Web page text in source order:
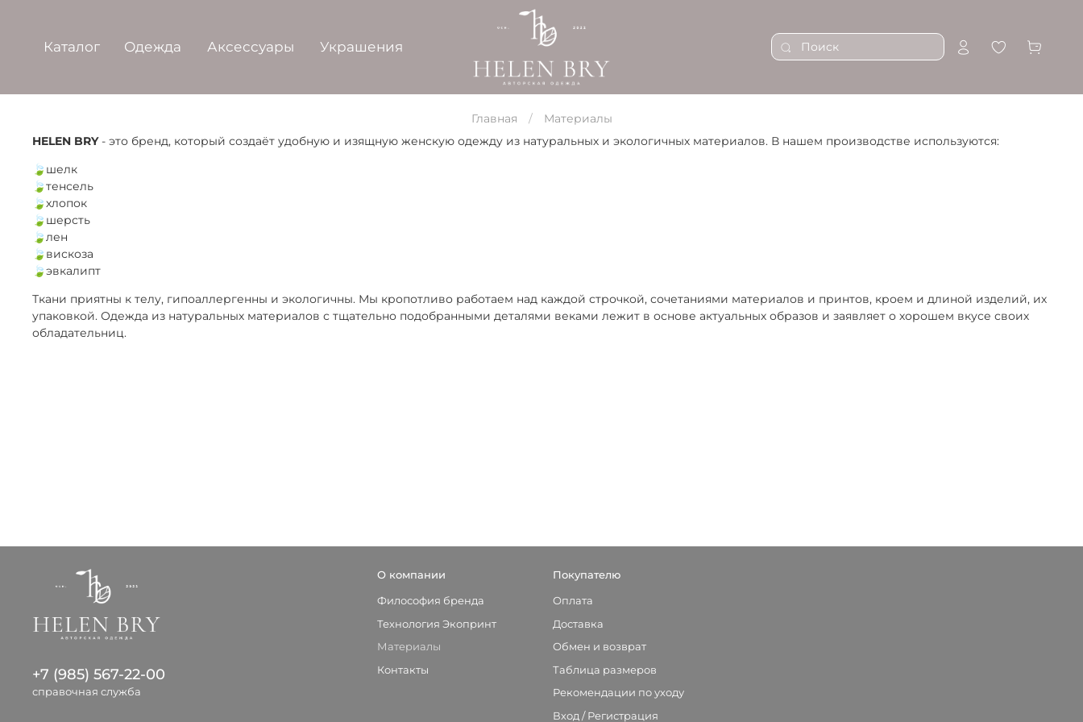
Каталог Одежда Аксессуары Украшения
Главная
Материалы
HELEN BRY- это бренд, который создаёт удобную и изящную женскую одежду из натуральных и экологичных материалов. В нашем производстве используются:
🍃шелк
🍃тенсель
🍃хлопок
🍃шерсть
🍃лен
🍃вискоза
🍃эвкалипт
Ткани приятны к телу, гипоаллергенны и экологичны. Мы кропотливо работаем над каждой строчкой, сочетаниями материалов и принтов, кроем и длиной изделий, их
упаковкой. Одежда из натуральных материалов с тщательно подобранными деталями веками лежит в основе актуальных образов и заявляет о хорошем вкусе своих
обладательниц.
О компании
Философия бренда
Технология Экопринт
Материалы
Контакты
Покупателю
Оплата
Доставка
Обмен и возврат
Таблица размеров
Рекомендации по уходу
Вход / Регистрация
+7 (985) 567-22-00
справочная служба